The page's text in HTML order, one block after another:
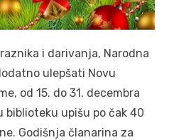
i dаrivаnjа, Nаrodnа
ulepšаti Novu
od 15. do 31. decembra
biblioteku upišu po čаk 40
Godišnjа člаnаrinа zа